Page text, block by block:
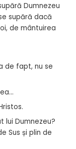
Dumnezeu
supără dacă
de mântuirea
de fapt, nu se
lui Dumnezeu?
Sus și plin de